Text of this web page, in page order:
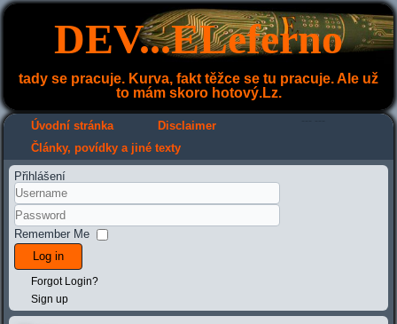
DEV...ELeferno
tady se pracuje. Kurva, fakt těžce se tu pracuje. Ale už
to mám skoro hotový.Lz.
Úvodní stránka Disclaimer
Články, povídky a jiné texty
Přihlášení
Remember Me
Log in
Forgot Login?
Sign up